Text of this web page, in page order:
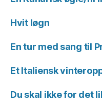
Hvit løgn
En tur med sang til
Et Italiensk
Du skal ikke for det